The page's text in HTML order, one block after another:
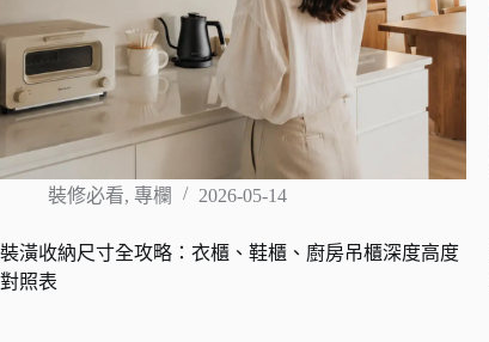
裝修必看, 專欄 2026-05-14
裝潢收納尺寸全攻略：衣櫃、鞋櫃、廚房吊櫃深度高度
對照表